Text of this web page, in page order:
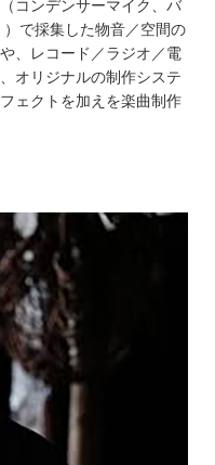
コンデンサーマイク、バ
で採集した物音／空間の
、レコード／ラジオ／電
オリジナルの制作システ
ェクトを加えを楽曲制作